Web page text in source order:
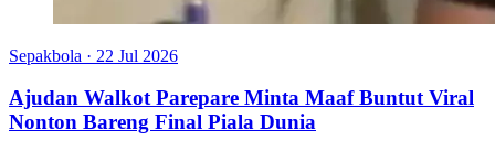
Sepakbola · 22 Jul 2026
Ajudan Walkot Parepare Minta Maaf Buntut Viral
Nonton Bareng Final Piala Dunia